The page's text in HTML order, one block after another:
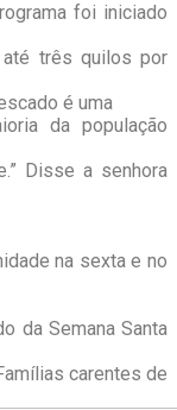
foi iniciado
três quilos por
é uma
da população
Disse a senhora
na sexta e no
da Semana Santa
carentes de